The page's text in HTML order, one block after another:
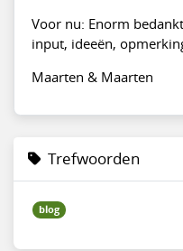
Voor nu: Enorm
input, ideeën,
Maarten & Maarten
Trefwoorden
blog